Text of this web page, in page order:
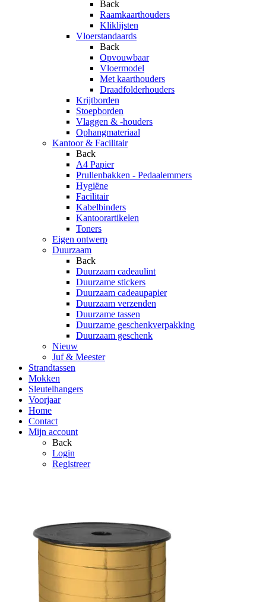
Back
Raamkaarthouders
Kliklijsten
Vloerstandaards
Back
Opvouwbaar
Vloermodel
Met kaarthouders
Draadfolderhouders
Krijtborden
Stoepborden
Vlaggen & -houders
Ophangmateriaal
Kantoor & Facilitair
Back
A4 Papier
Prullenbakken - Pedaalemmers
Hygiëne
Facilitair
Kabelbinders
Kantoorartikelen
Toners
Eigen ontwerp
Duurzaam
Back
Duurzaam cadeaulint
Duurzame stickers
Duurzaam cadeaupapier
Duurzaam verzenden
Duurzame tassen
Duurzame geschenkverpakking
Duurzaam geschenk
Nieuw
Juf & Meester
Strandtassen
Mokken
Sleutelhangers
Voorjaar
Home
Contact
Mijn account
Back
Login
Registreer